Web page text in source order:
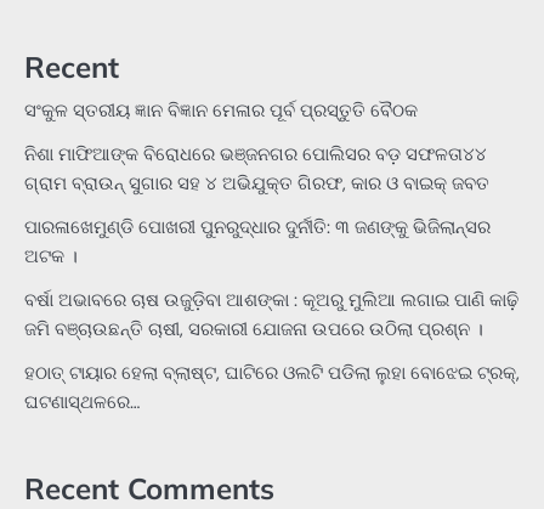
Recent
ସଂକୁଳ ସ୍ତରୀୟ ଜ୍ଞାନ ବିଜ୍ଞାନ ମେଳାର ପୂର୍ବ ପ୍ରସ୍ତୁତି ବୈଠକ
ନିଶା ମାଫିଆଙ୍କ ବିରୋଧରେ ଭଞ୍ଜନଗର ପୋଲିସର ବଡ଼ ସଫଳତା୪୪
ଗ୍ରାମ ବ୍ରାଉନ୍ ସୁଗାର ସହ ୪ ଅଭିଯୁକ୍ତ ଗିରଫ, କାର ଓ ବାଇକ୍ ଜବତ
ପାରଳାଖେମୁଣ୍ଡି ପୋଖରୀ ପୁନରୁଦ୍ଧାର ଦୁର୍ନୀତି: ୩ ଜଣଙ୍କୁ ଭିଜିଲାନ୍ସର
ଅଟକ ।
ବର୍ଷା ଅଭାବରେ ଚାଷ ଉଜୁଡ଼ିବା ଆଶଙ୍କା : କୂଅରୁ ମୁଲିଆ ଲଗାଇ ପାଣି କାଢ଼ି
ଜମି ବଞ୍ଚାଉଛନ୍ତି ଚାଷୀ, ସରକାରୀ ଯୋଜନା ଉପରେ ଉଠିଲା ପ୍ରଶ୍ନ ।
ହଠାତ୍‌ ଟାୟାର ହେଲା ବ୍ଲାଷ୍ଟ, ଘାଟିରେ ଓଲଟି ପଡିଲା ଲୁହା ବୋଝେଇ ଟ୍ରକ୍‌,
ଘଟଣାସ୍ଥଳରେ…
Recent Comments